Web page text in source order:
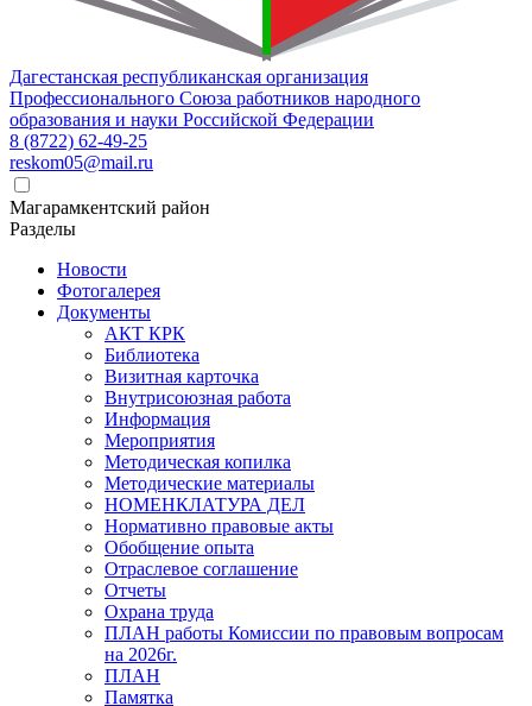
Дагестанская республиканская организация
Профессионального Союза работников народного
образования и науки Российской Федерации
8 (8722) 62-49-25
reskom05@mail.ru
Магарамкентский район
Разделы
Новости
Фотогалерея
Документы
АКТ КРК
Библиотека
Визитная карточка
Внутрисоюзная работа
Информация
Мероприятия
Методическая копилка
Методические материалы
НОМЕНКЛАТУРА ДЕЛ
Нормативно правовые акты
Обобщение опыта
Отраслевое соглашение
Отчеты
Охрана труда
ПЛАН работы Комиссии по правовым вопросам
на 2026г.
ПЛАН
Памятка